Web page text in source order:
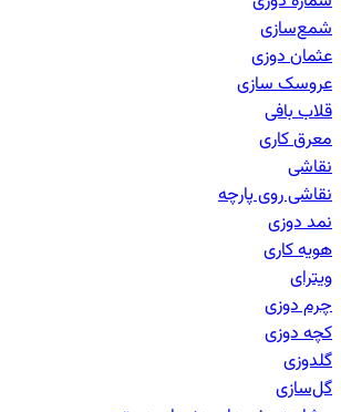
شمع‌سازی
عثمان دوزی
عروسک سازی
قلاب بافی
معرق کاری
نقاشی
نقاشی روی پارچه
نمد دوزی
هویه کاری
ویترای
چرم دوزی
کچه دوزی
گلدوزی
گل‌سازی